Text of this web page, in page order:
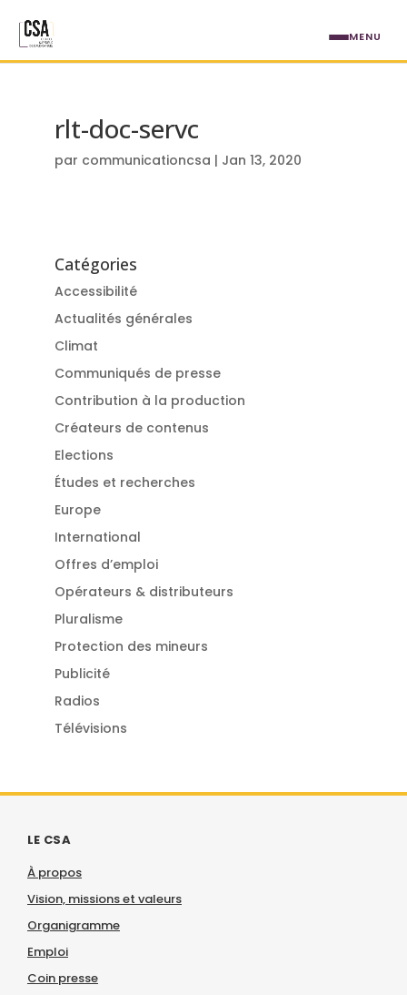
rlt-doc-servc
par communicationcsa | Jan 13, 2020
Catégories
Accessibilité
Actualités générales
Climat
Communiqués de presse
Contribution à la production
Créateurs de contenus
Elections
Études et recherches
Europe
International
Offres d’emploi
Opérateurs & distributeurs
Pluralisme
Protection des mineurs
Publicité
Radios
Télévisions
LE CSA
À propos
Vision, missions et valeurs
Organigramme
Emploi
Coin presse
MENU